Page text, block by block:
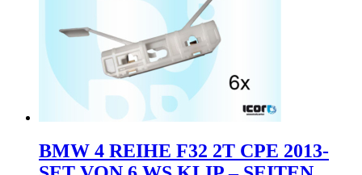
BMW 4 REIHE F32 2T CPE 2013-